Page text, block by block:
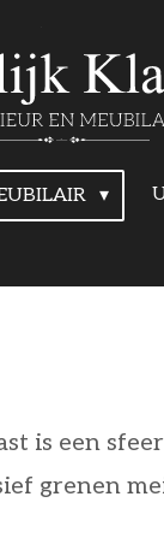
is een
grenen